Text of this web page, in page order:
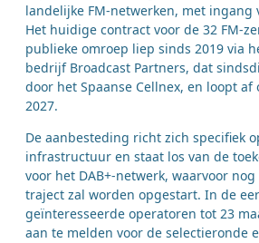
landelijke FM-netwerken, met ingang
Het huidige contract voor de 32 FM-
publieke omroep liep sinds 2019 via
bedrijf Broadcast Partners, dat
door het Spaanse Cellnex, en loopt af
2027.
De aanbesteding richt zich specifiek
infrastructuur en staat los van de
voor het DAB+-netwerk, waarvoor
traject zal worden opgestart. In de
geïnteresseerde operatoren tot 23
aan te melden voor de selectieronde